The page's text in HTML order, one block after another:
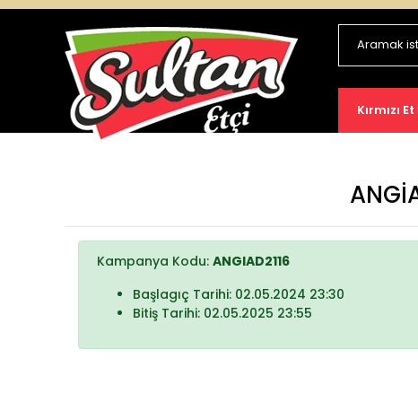
Kırmızı
Kampanya Kodu: ANGIAD2116
Başlagıç Tarihi: 02.05.2024 23:30
Bitiş Tarihi: 02.05.2025 23:55